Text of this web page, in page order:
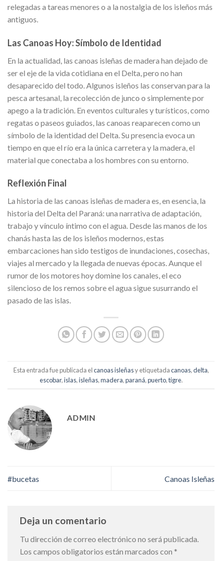
relegadas a tareas menores o a la nostalgia de los isleños más
antiguos.
Las Canoas Hoy: Símbolo de Identidad
En la actualidad, las canoas isleñas de madera han dejado de
ser el eje de la vida cotidiana en el Delta, pero no han
desaparecido del todo. Algunos isleños las conservan para la
pesca artesanal, la recolección de junco o simplemente por
apego a la tradición. En eventos culturales y turísticos, como
regatas o paseos guiados, las canoas reaparecen como un
símbolo de la identidad del Delta. Su presencia evoca un
tiempo en que el río era la única carretera y la madera, el
material que conectaba a los hombres con su entorno.
Reflexión Final
La historia de las canoas isleñas de madera es, en esencia, la
historia del Delta del Paraná: una narrativa de adaptación,
trabajo y vínculo íntimo con el agua. Desde las manos de los
chanás hasta las de los isleños modernos, estas
embarcaciones han sido testigos de inundaciones, cosechas,
viajes al mercado y la llegada de nuevas épocas. Aunque el
rumor de los motores hoy domine los canales, el eco
silencioso de los remos sobre el agua sigue susurrando el
pasado de las islas.
Esta entrada fue publicada elcanoas isleñasy etiquetadacanoas,delta,
escobar,islas,isleñas,madera,paraná,puerto,tigre.
ADMIN
#bucetas Canoas Isleñas
Deja un comentario
Tu dirección de correo electrónico no será publicada.
Los campos obligatorios están marcados con *